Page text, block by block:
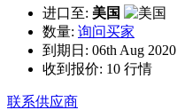
进口至: 美国
数量: 询问买家
到期日: 06th Aug 2020
收到报价: 10 行情
联系供应商